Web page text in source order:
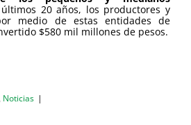
20 años, los productores y
medio de estas entidades de
$580 mil millones de pesos.
, Noticias |